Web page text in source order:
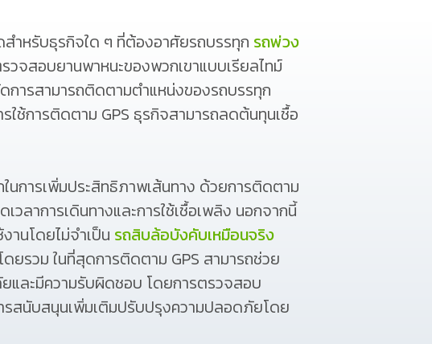
ำหรับธุรกิจใด ๆ ที่ต้องอาศัยรถบรรทุก รถพ่วง
จสอบยานพาหนะของพวกเขาแบบเรียลไทม์
การสามารถติดตามตำแหน่งของรถบรรทุก
ช้การติดตาม GPS ธุรกิจสามารถลดต้นทุนเชื้อ
นการเพิ่มประสิทธิภาพเส้นทาง ด้วยการติดตาม
ลาการเดินทางและการใช้เชื้อเพลิง นอกจากนี้
านโดยไม่จำเป็น รถสิบล้อบังคับเหมือนจริง
รวม ในที่สุดการติดตาม GPS สามารถช่วย
ยและมีความรับผิดชอบ โดยการตรวจสอบ
สนับสนุนเพิ่มเติมปรับปรุงความปลอดภัยโดย